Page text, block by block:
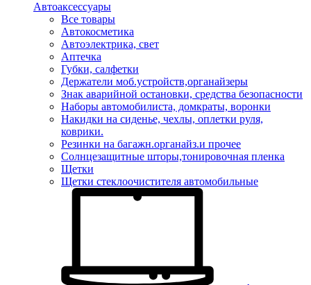
Автоаксессуары
Все товары
Автокосметика
Автоэлектрика, свет
Аптечка
Губки, салфетки
Держатели моб.устройств,органайзеры
Знак аварийной остановки, средства безопасности
Наборы автомобилиста, домкраты, воронки
Накидки на сиденье, чехлы, оплетки руля,
коврики.
Резинки на багажн.органайз.и прочее
Солнцезащитные шторы,тонировочная пленка
Щетки
Щетки стеклоочистителя автомобильные